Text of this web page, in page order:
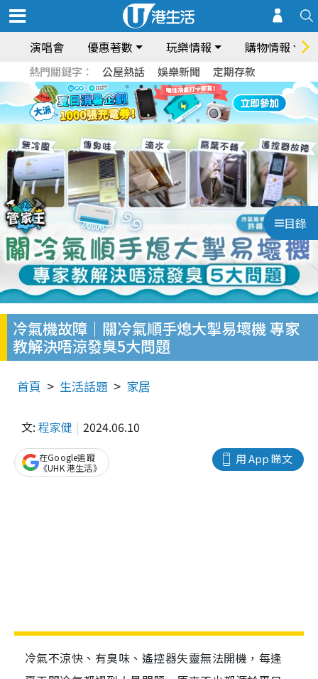
演唱會 優惠著數 玩樂情報 購物情報
熱門關鍵字： 公屋熱話 娛樂新聞 定期存款
目錄
冷氣機故障｜關冷氣順手熄大掣易壞機 專家
教解決唔涼發臭5大問題
首頁 生活話題 家居
文: 程家健 2024.06.10
用 App 睇文
在Google追蹤
《UHK 港生活》
冷氣不涼快、有臭味、遙控器失靈無法開機，每逢